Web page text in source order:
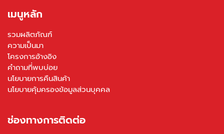
เมนูหลัก
รวมผลิตภัณฑ์
ความเป็นมา
โครงการอ้างอิง
คำถามที่พบบ่อย
นโยบายการคืนสินค้า
นโยบายคุ้มครองข้อมูลส่วนบุคคล
ช่องทางการติดต่อ